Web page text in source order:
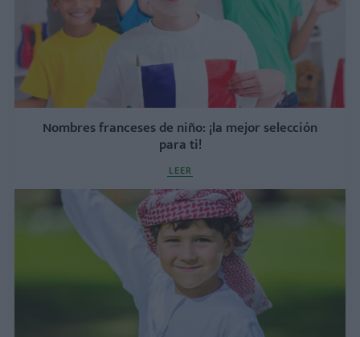
Nombres franceses de niño: ¡la mejor selección
para ti!
LEER